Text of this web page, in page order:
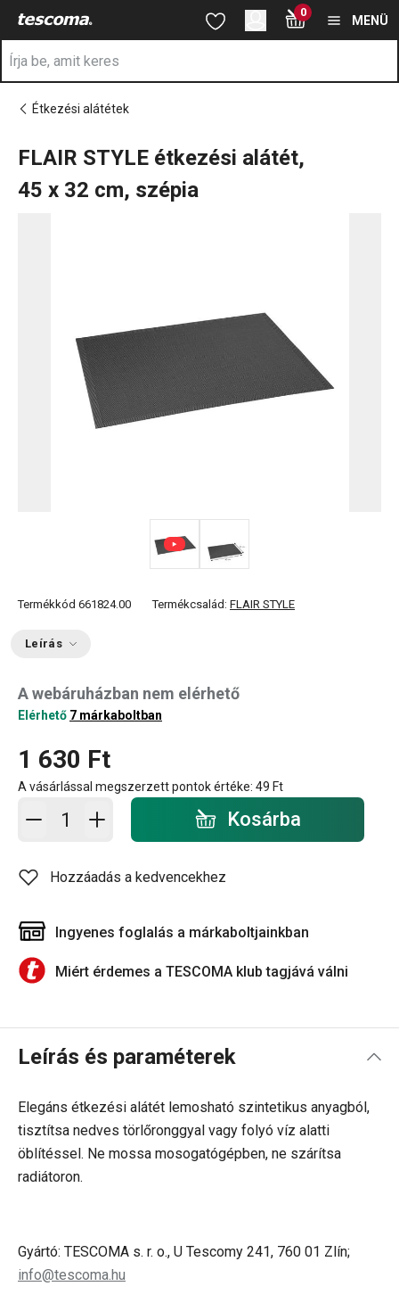
A FLAIR STYLE étkezési alátét, 45 x 32 cm, szépia oldalon
Ugrás a fő tartalomhoz
Ugrás a kereséshez
Ugrás a navigációhoz 0
MENÜ
Étkezési alátétek
FLAIR STYLE étkezési alátét,
45 x 32 cm, szépia
Termékkód 661824.00 Termékcsalád: FLAIR STYLE
Leírás
A webáruházban nem elérhető
Elérhető 7 márkaboltban
1 630 Ft
A vásárlással megszerzett pontok értéke: 49 Ft
Kosárba - mennyiség Kosárba
Hozzáadás a kedvencekhez
Ingyenes foglalás a márkaboltjainkban
Miért érdemes a TESCOMA klub tagjává válni
Leírás és paraméterek
Elegáns étkezési alátét lemosható szintetikus anyagból,
tisztítsa nedves törlőronggyal vagy folyó víz alatti
öblítéssel. Ne mossa mosogatógépben, ne szárítsa
radiátoron.
Gyártó: TESCOMA s. r. o., U Tescomy 241, 760 01 Zlín;
info@tescoma.hu